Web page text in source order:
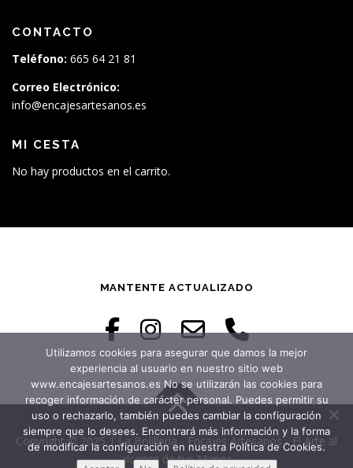
CONTACTO
Teléfono: 665 64 21 81
Correo Electrónico:
info@encajesartesanos.es
MI CESTA
No hay productos en el carrito.
MANTENTE ACTUALIZADO
Copyright © 2025 | La Bolillería - Encajes Artesanos - El Arte al
alcance de tus Manos
Utilizamos cookies para asegurar que damos la mejor
experiencia al usuario en nuestro sitio web
www.encajesartesanos.es No se utilizarán las cookies para
recoger información de carácter personal. Puedes permitir su
uso o rechazarlo, también puedes cambiar la configuración
siempre que lo desees. Encontrará más información y la forma
de modificar la configuración en nuestra Política de Cookies.